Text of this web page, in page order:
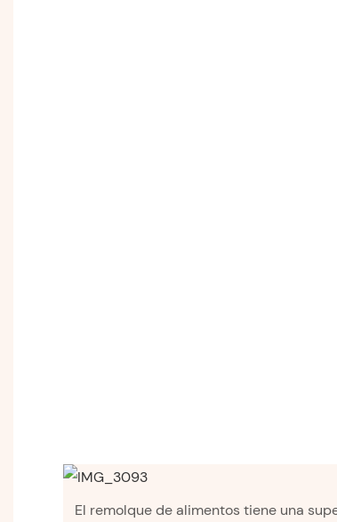
El remolque de alimentos tiene una